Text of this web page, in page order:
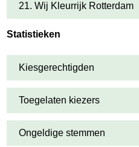
21. Wij Kleurrijk Rotterdam
Statistieken
Kiesgerechtigden
Toegelaten kiezers
Ongeldige stemmen